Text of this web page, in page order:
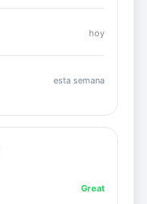
hoy
esta semana
Great